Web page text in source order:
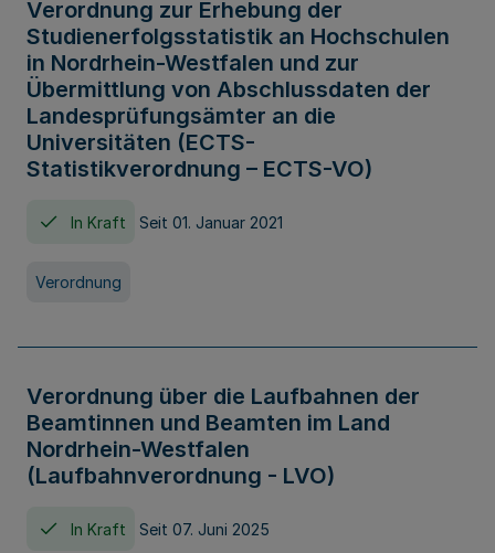
Verordnung zur Erhebung der
Studienerfolgsstatistik an Hochschulen
in Nordrhein-Westfalen und zur
Übermittlung von Abschlussdaten der
Landesprüfungsämter an die
Universitäten (ECTS-
Statistikverordnung – ECTS-VO)
In Kraft Seit 01. Januar 2021
Verordnung
Verordnung über die Laufbahnen der
Beamtinnen und Beamten im Land
Nordrhein-Westfalen
(Laufbahnverordnung - LVO)
In Kraft Seit 07. Juni 2025